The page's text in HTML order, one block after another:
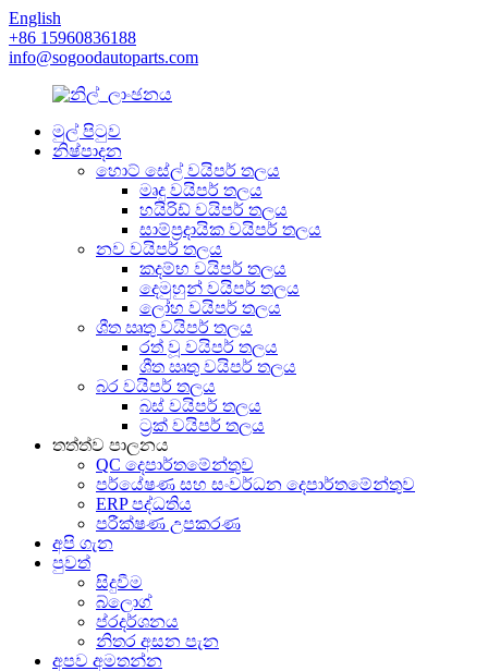
English
+86 15960836188
info@sogoodautoparts.com
මුල් පිටුව
නිෂ්පාදන
හොට් සේල් වයිපර් තලය
මෘදු වයිපර් තලය
හයිරිඩ් වයිපර් තලය
සාම්ප්‍රදායික වයිපර් තලය
නව වයිපර් තලය
කදම්භ වයිපර් තලය
දෙමුහුන් වයිපර් තලය
ලෝහ වයිපර් තලය
ශීත ඍතු වයිපර් තලය
රත් වූ වයිපර් තලය
ශීත ඍතු වයිපර් තලය
බර වයිපර් තලය
බස් වයිපර් තලය
ට්‍රක් වයිපර් තලය
තත්ත්ව පාලනය
QC දෙපාර්තමේන්තුව
පර්යේෂණ සහ සංවර්ධන දෙපාර්තමේන්තුව
ERP පද්ධතිය
පරීක්ෂණ උපකරණ
අපි ගැන
පුවත්
සිදුවීම
බ්ලොග්
ප්රදර්ශනය
නිතර අසන පැන
අපව අමතන්න